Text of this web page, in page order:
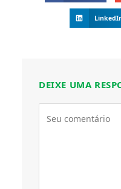
DEIXE UMA